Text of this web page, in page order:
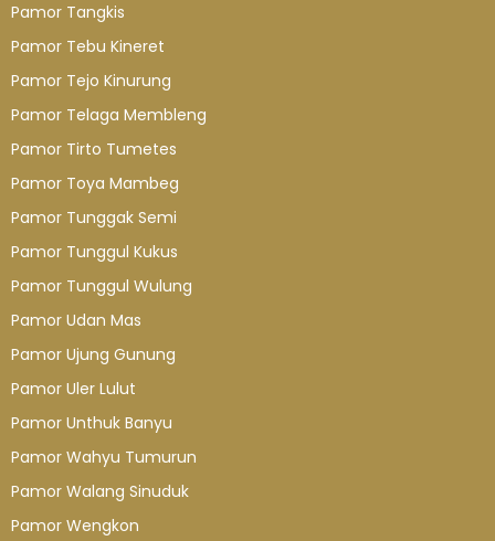
Pamor Tangkis
Pamor Tebu Kineret
Pamor Tejo Kinurung
Pamor Telaga Membleng
Pamor Tirto Tumetes
Pamor Toya Mambeg
Pamor Tunggak Semi
Pamor Tunggul Kukus
Pamor Tunggul Wulung
Pamor Udan Mas
Pamor Ujung Gunung
Pamor Uler Lulut
Pamor Unthuk Banyu
Pamor Wahyu Tumurun
Pamor Walang Sinuduk
Pamor Wengkon